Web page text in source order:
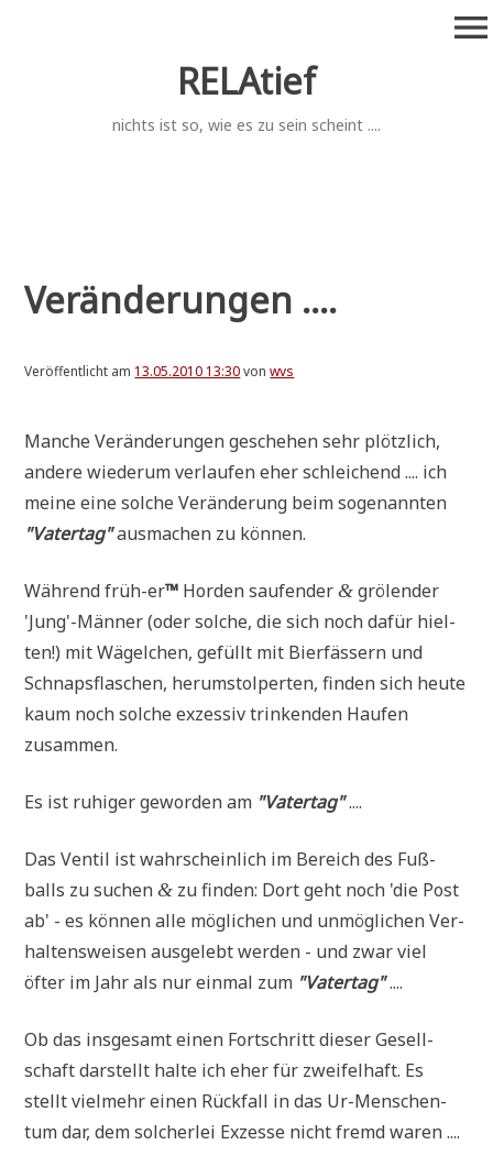
RELAtief
nichts ist so, wie es zu sein scheint ....
menu
Veränderungen ....
Veröffentlicht am 13.05.2010 13:30vonwvs
Man­che Ver­än­de­run­gen gesche­hen sehr plötz­lich,
ande­re wie­der­um ver­lau­fen eher schlei­chend .... ich
mei­ne eine sol­che Ver­än­de­rung beim soge­nann­ten
"Vater­tag"aus­ma­chen zu können.
Wäh­rend früh-er™ Hor­den sau­fen­der& grö­len­der
'Jung'-Männer (oder sol­che, die sich noch dafür hiel­
ten!) mit Wägel­chen, gefüllt mit Bier­fäs­sern und
Schnaps­fla­schen, her­um­stol­per­ten, fin­den sich heu­te
kaum noch sol­che exzes­siv trin­ken­den Hau­fen
zusammen.
Es ist ruhi­ger gewor­den am "Vater­tag"....
Das Ven­til ist wahr­schein­lich im Bereich des Fuß­
balls zu suchen& zu fin­den: Dort geht noch 'die Post
ab' - es kön­nen alle mög­li­chen und unmög­li­chen Ver­
hal­tens­wei­sen aus­ge­lebt wer­den - und zwar viel
öfter im Jahr als nur ein­mal zum "Vater­tag"....
Ob das ins­ge­samt einen Fort­schritt die­ser Gesell­
schaft dar­stellt hal­te ich eher für zwei­fel­haft. Es
stellt viel­mehr einen Rück­fall in das Ur-Men­schen­
tum dar, dem sol­cher­lei Exzes­se nicht fremd waren ....